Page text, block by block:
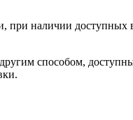
при наличии
способом,